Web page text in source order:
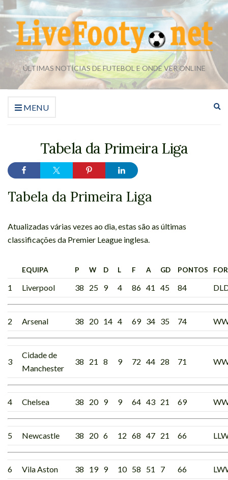
ÚLTIMAS NOTÍCIAS DE FUTEBOL E ONDE VER ONLINE
MENU
Tabela da Primeira Liga
Tabela da Primeira Liga
Atualizadas várias vezes ao dia, estas são as últimas
classificações da Premier League inglesa.
EQUIPA P W D L F A GD PONTOS
1 Liverpool 38 25 9 4 86 41 45 84
2 Arsenal 38 20 14 4 69 34 35 74
3
Cidade de
Manchester
38 21 8 9 72 44 28 71
4 Chelsea 38 20 9 9 64 43 21 69
5 Newcastle 38 20 6 12 68 47 21 66
6 Vila Aston 38 19 9 10 58 51 7 66